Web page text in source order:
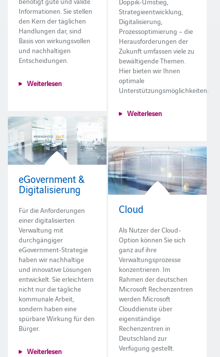
Informationen. Sie stellen
den Kern der täglichen
Handlungen dar, sind
Basis von wirkungsvollen
und nachhaltigen
Entscheidungen.
Weiterlesen
Strategieentwicklung,
Digitalisierung,
Prozessoptimierung – die
Herausforderungen der
Zukunft umfassen viele zu
bewältigende Themen.
Hier bieten wir Ihnen
optimale
Unterstützungsmöglichkeiten.
Weiterlesen
eGovernment &
Digitalisierung
Für die Anforderungen
einer digitalisierten
Verwaltung mit
durchgängiger
eGovernment-Strategie
haben wir nachhaltige
und innovative Lösungen
entwickelt. Sie erleichtern
nicht nur die tägliche
kommunale Arbeit,
sondern haben eine
spürbare Wirkung für den
Bürger.
Weiterlesen
Cloud
Als Nutzer der Cloud-
Option können Sie sich
ganz auf ihre
Verwaltungsprozesse
konzentrieren. Im
Rahmen der deutschen
Microsoft Rechenzentren
werden Microsoft
Clouddienste über
eigenständige
Rechenzentren in
Deutschland zur
Verfügung gestellt.